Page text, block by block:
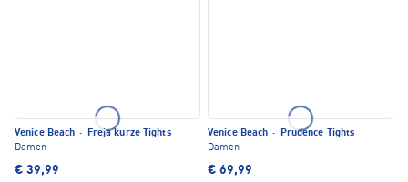
Venice Beach ·
Freja kurze Tights
Damen
€ 39,99
Venice Beach ·
Prudence Tights
Damen
€ 69,99